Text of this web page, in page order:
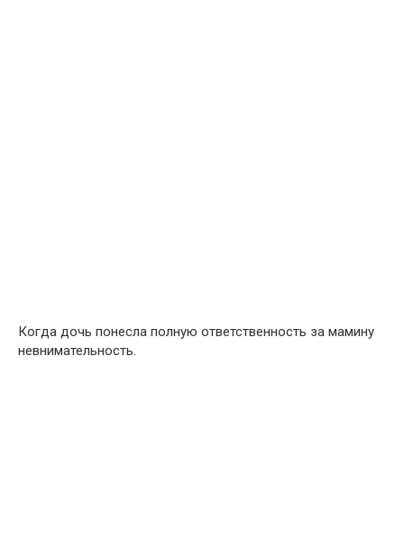
Когда дочь понесла полную ответственность за мамину
невнимательность.